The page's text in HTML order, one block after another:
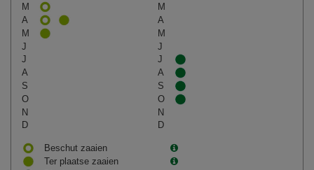
M
M
A
A
M
M
J
J
J
J
A
A
S
S
O
O
N
N
D
D
Beschut zaaien
Ter plaatse zaaien